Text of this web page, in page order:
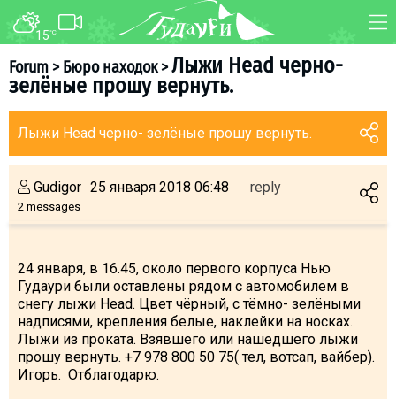
15°C
Forum>Бюро находок>Лыжи Head черно-
зелёные прошу вернуть.
Лыжи Head черно- зелёные прошу вернуть.
Gudigor
2 messages
25 января 2018 06:48 reply
24 января, в 16.45, около первого корпуса Нью
Гудаури были оставлены рядом с автомобилем в
снегу лыжи Head. Цвет чёрный, с тёмно- зелёными
надписями, крепления белые, наклейки на носках.
Лыжи из проката. Взявшего или нашедшего лыжи
прошу вернуть. +7 978 800 50 75( тел, вотсап, вайбер).
Игорь. Отблагодарю.
FORUM MAP
TRANSFER
About ski resort
Piste map
Ski instructors
Ski rent
Kids in Gudauri
Après-ski
Events schedule
Join telegram
Gudauri